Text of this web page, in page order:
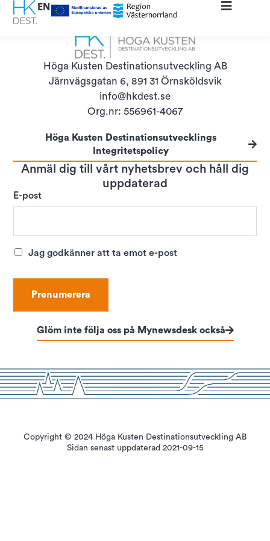
content EN
Höga Kusten Destinationsutveckling AB
Järnvägsgatan 6, 891 31 Örnsköldsvik
info@hkdest.se
Org.nr: 556961-4067
Höga Kusten Destinationsutvecklings
Integritetspolicy
Anmäl dig till vårt nyhetsbrev och håll dig
uppdaterad
E-post
Jag godkänner att ta emot e-post
Glöm inte följa oss på Mynewsdesk också
Copyright © 2024 Höga Kusten Destinationsutveckling AB
Sidan senast uppdaterad 2021-09-15